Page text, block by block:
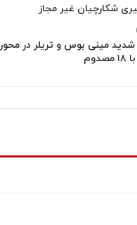
شکارچیان غیر مجاز
شدید مینی بوس و تریلر در محور